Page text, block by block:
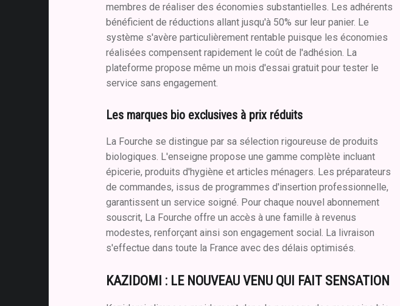
membres de réaliser des économies substantielles. Les adhérents
bénéficient de réductions allant jusqu'à 50% sur leur panier. Le
système s'avère particulièrement rentable puisque les économies
réalisées compensent rapidement le coût de l'adhésion. La
plateforme propose même un mois d'essai gratuit pour tester le
service sans engagement.
Les marques bio exclusives à prix réduits
La Fourche se distingue par sa sélection rigoureuse de produits
biologiques. L'enseigne propose une gamme complète incluant
épicerie, produits d'hygiène et articles ménagers. Les préparateurs
de commandes, issus de programmes d'insertion professionnelle,
garantissent un service soigné. Pour chaque nouvel abonnement
souscrit, La Fourche offre un accès à une famille à revenus
modestes, renforçant ainsi son engagement social. La livraison
s'effectue dans toute la France avec des délais optimisés.
KAZIDOMI : LE NOUVEAU VENU QUI FAIT SENSATION